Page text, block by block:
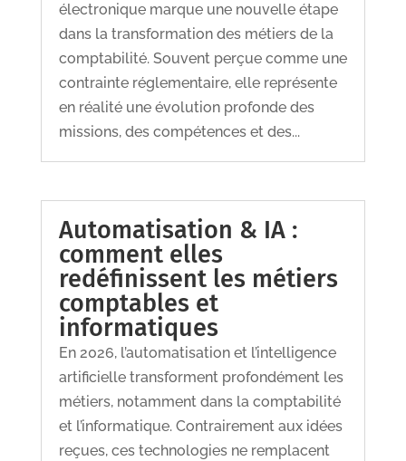
électronique marque une nouvelle étape
dans la transformation des métiers de la
comptabilité. Souvent perçue comme une
contrainte réglementaire, elle représente
en réalité une évolution profonde des
missions, des compétences et des...
Automatisation & IA :
comment elles
redéfinissent les métiers
comptables et
informatiques
En 2026, l’automatisation et l’intelligence
artificielle transforment profondément les
métiers, notamment dans la comptabilité
et l’informatique. Contrairement aux idées
reçues, ces technologies ne remplacent